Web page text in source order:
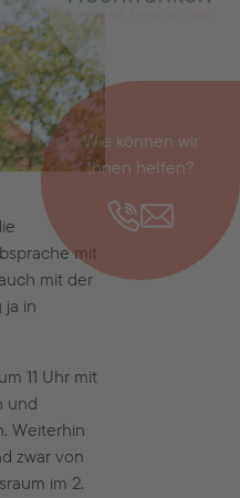
Wie können wir
Ihnen helfen?
mit
mit der
in
11 Uhr mit
und
Weiterhin
zwar von
im 2.